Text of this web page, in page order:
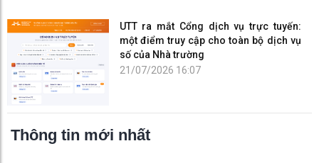
UTT ra mắt Cổng dịch vụ trực tuyến:
một điểm truy cập cho toàn bộ dịch vụ
số của Nhà trường
21/07/2026 16:07
Thông tin mới nhất